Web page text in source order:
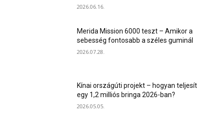
2026.06.16.
Merida Mission 6000 teszt – Amikor a
sebesség fontosabb a széles guminál
2026.07.28.
Kínai országúti projekt – hogyan teljesít
egy 1,2 milliós bringa 2026-ban?
2026.05.05.